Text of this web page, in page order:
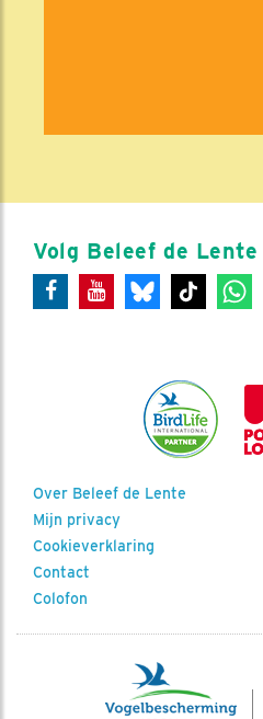
Volg Beleef de Lente
Over Beleef de Lente
Mijn privacy
Cookieverklaring
Contact
Colofon